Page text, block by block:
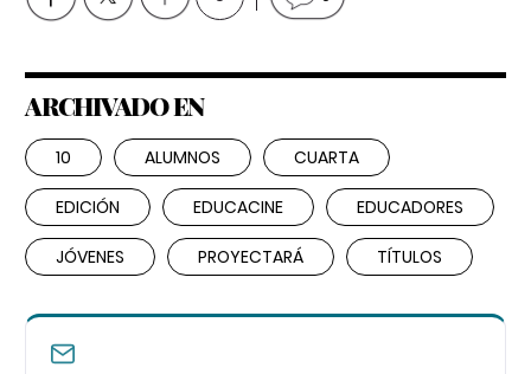
ARCHIVADO EN
10 ALUMNOS CUARTA
EDICIÓN EDUCACINE EDUCADORES
JÓVENES PROYECTARÁ TÍTULOS